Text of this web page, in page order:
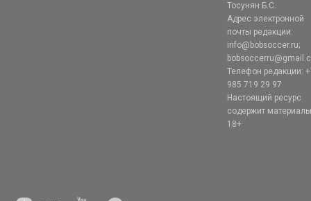
Тосунян Б.С.
Адрес электронной
почты редакции:
info@bobsoccer.ru;
Телефон редакции:
985 719 29 97
Настоящий ресурс
содержит
18+